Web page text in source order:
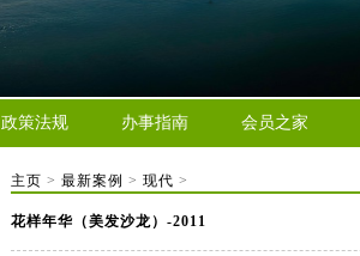
政策法规 办事指南 会员之家
主页 > 最新案例 > 现代 >
花样年华（美发沙龙）-2011